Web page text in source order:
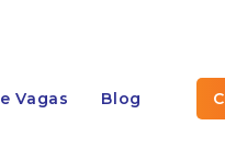
Vagas Blog